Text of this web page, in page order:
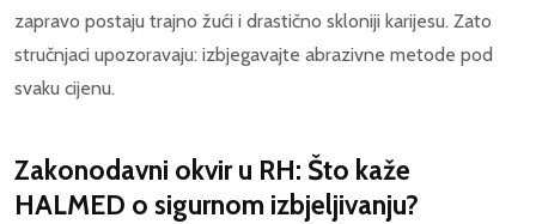
zapravo postaju trajno žući i drastično skloniji karijesu. Zato
stručnjaci upozoravaju: izbjegavajte abrazivne metode pod
svaku cijenu.
Zakonodavni okvir u RH: Što kaže
HALMED o sigurnom izbjeljivanju?